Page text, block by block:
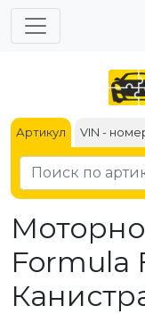
Артикул VIN -
Formula